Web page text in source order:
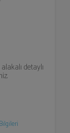
detaylı